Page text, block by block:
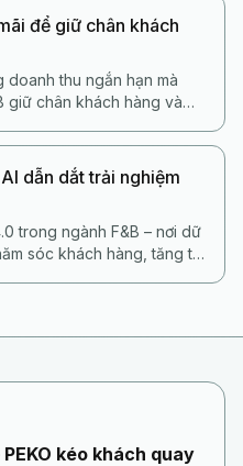
để giữ chân khách
doanh thu ngắn hạn mà
giữ chân khách hàng và
dẫn dắt trải nghiệm
trong ngành F&B – nơi dữ
sóc khách hàng, tăng tỷ
kéo khách quay